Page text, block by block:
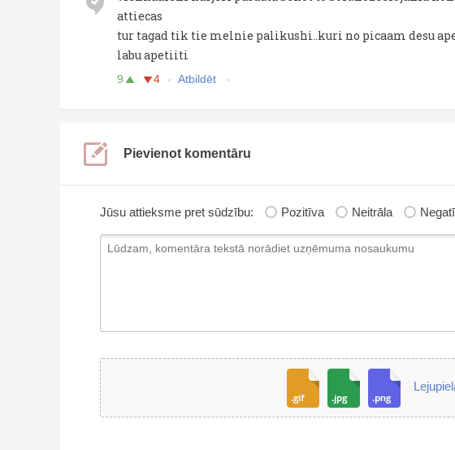
attiecas
tur tagad tik tie melnie palikushi..kuri no picaam desu
labu apetiiti
9 4 Atbildēt
Pievienot komentāru
Jūsu attieksme pret sūdzību: Pozitīva Neitrāla